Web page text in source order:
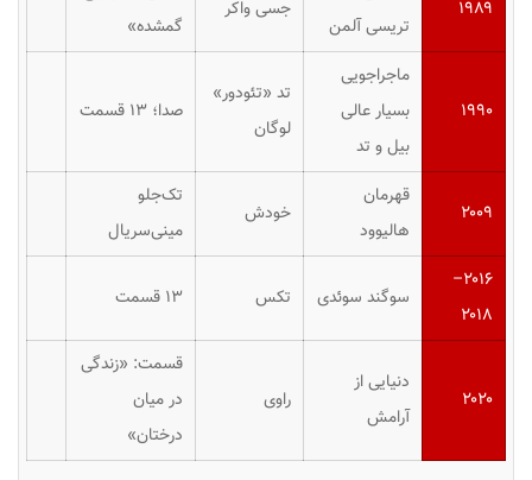
۱۹۸۹
تریسی آلمن
جسی واکر
گمشده»
۱۹۹۰
ماجراجویی
بسیار عالی
بیل و تد
تد «تئودور»
لوگان
صدا؛ ۱۳ قسمت
۲۰۰۹
قهرمان
هالیوود
خودش
تک‌جلو
مینی‌سریال
۲۰۱۶–
۲۰۱۸
سوگند سوئدی تکس ۱۳ قسمت
۲۰۲۰
دنیایی از
آرامش
راوی
قسمت: «زندگی
در میان
درختان»